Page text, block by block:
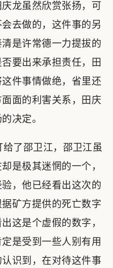
龙虽然欣赏张扬，可
去做的，这件事的另
是许常德一力提拔的
要出来承担责任，田
件事情做绝，省里还
面的利害关系，田庆
决定。
了邵卫江，邵卫江虽
是极其迷惘的一个，
，他已经看出这次的
矿方提供的死亡数字
这是个虚假的数字，
是受到一些人别有用
识到，在对待这件事